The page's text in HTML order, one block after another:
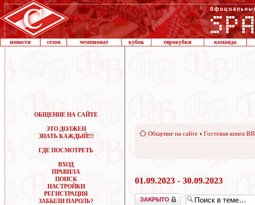
новости сезон чемпионат кубок еврокубки команда
ОБЩЕНИЕ НА САЙТЕ
ЭТО ДОЛЖЕН
ЗНАТЬ КАЖДЫЙ!!!
ГДЕ ПОСМОТРЕТЬ
ВХОД
ПРАВИЛА
ПОИСК
НАСТРОЙКИ
РЕГИСТРАЦИЯ
ЗАБЫЛИ ПАРОЛЬ?
Общение на сайте ‹ Гостевая книга ВВ
01.09.2023 - 30.09.2023
Закрыто